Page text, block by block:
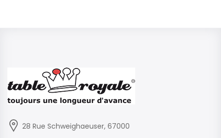
28 Rue Schweighaeuser, 67000